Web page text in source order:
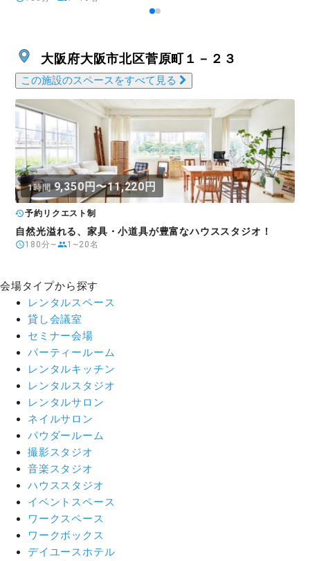
大阪府大阪市北区菅原町１－２３
この施設のスペースをすべて見る
1時間9,350円〜11,220円
予約リクエスト制
自然光溢れる、家具・小道具が豊富なハウススタジオ！
180分~ 1~20名
会場タイプから探す
レンタルスペース
貸し会議室
セミナー会場
パーティールーム
レンタルキッチン
レンタルスタジオ
レンタルサロン
ネイルサロン
パウダールーム
撮影スタジオ
音楽スタジオ
ハウススタジオ
イベントスペース
ワークスペース
ワークボックス
デイユースホテル